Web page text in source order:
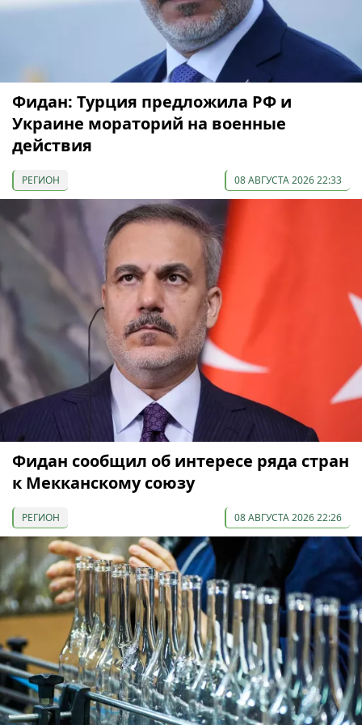
Фидан: Турция предложила РФ и
Украине мораторий на военные
действия
РЕГИОН 08 АВГУСТА 2026 22:33
Фидан сообщил об интересе ряда стран
к Мекканскому союзу
РЕГИОН 08 АВГУСТА 2026 22:26